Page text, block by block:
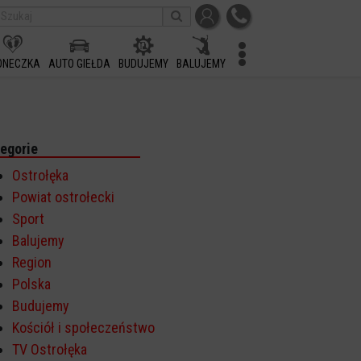
AUTO GIEŁDA BUDUJEMY BALUJEMY
Ostrołęka
Powiat ostrołecki
Sport
Balujemy
Region
Polska
Budujemy
Kościół i społeczeństwo
TV Ostrołęka